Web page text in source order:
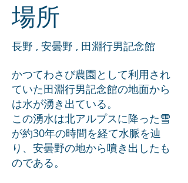
場所
長野 , 安曇野 , 田淵行男記念館
かつてわさび農園として利用され
ていた田淵行男記念館の地面から
は水が湧き出ている。
この湧水は北アルプスに降った雪
が約30年の時間を経て水脈を辿
り、安曇野の地から噴き出したも
のである。